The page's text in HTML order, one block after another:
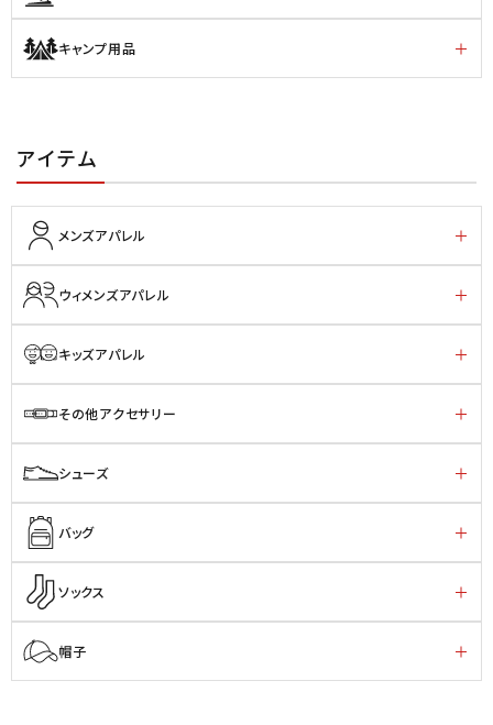
キャンプ用品
アイテム
メンズアパレル
ウィメンズアパレル
キッズアパレル
その他アクセサリー
シューズ
バッグ
ソックス
帽子